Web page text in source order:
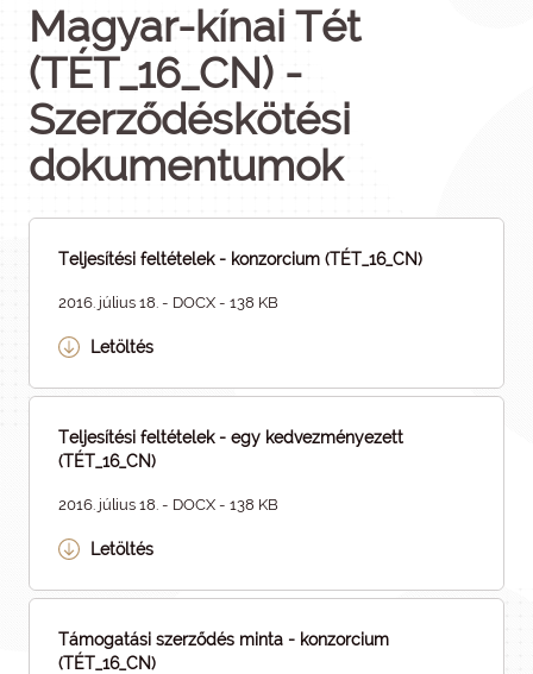
Magyar-kínai Tét
(TÉT_16_CN) -
Szerződéskötési
dokumentumok
Teljesítési feltételek - konzorcium (TÉT_16_CN)
2016. július 18. - DOCX - 138 KB
Letöltés
Teljesítési feltételek - egy kedvezményezett
(TÉT_16_CN)
2016. július 18. - DOCX - 138 KB
Letöltés
Támogatási szerződés minta - konzorcium
(TÉT_16_CN)